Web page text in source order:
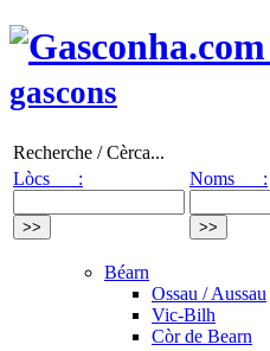
gascons
Recherche / Cèrca...
Lòcs :
Noms :
Béarn
Ossau / Aussau
Vic-Bilh
Còr de Bearn